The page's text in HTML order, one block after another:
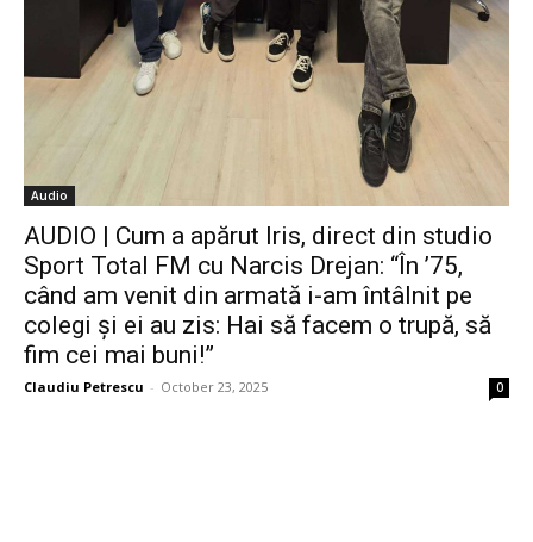
Audio
AUDIO | Cum a apărut Iris, direct din studio
Sport Total FM cu Narcis Drejan: “În ’75,
când am venit din armată i-am întâlnit pe
colegi și ei au zis: Hai să facem o trupă, să
fim cei mai buni!”
Claudiu Petrescu - October 23, 2025 0